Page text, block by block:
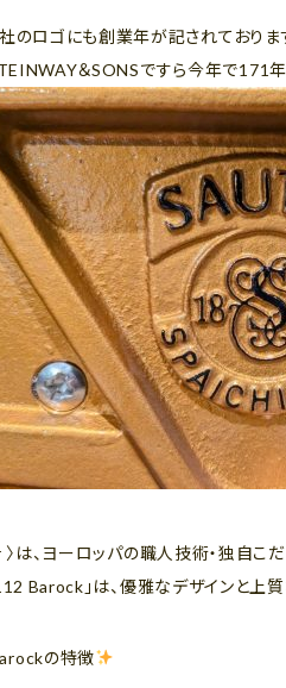
のロゴにも創業年が記されておりま
＆SONSですら今年で171
〉は、ヨーロッパの職人技術・独自こ
Barock」は、優雅なデザインと上
の特徴